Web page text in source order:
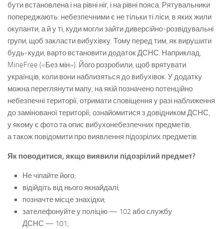
бути встановлена і на рівні ніг, і на рівні пояса. Рятувальники
попереджають: небезпечними є не тільки ті ліси, в яких жили
окупанти, а й у ті, куди могли зайти диверсійно-розвідувальні
групи, щоб закласти вибухівку. Тому перед тим, як вирушити
будь-куди, варто встановити додаток ДСНС. Наприклад,
MineFree («Без мін»). Його розробили, щоб врятувати
українців, коли вони наблизяться до вибухівок. У додатку
можна переглянути мапу, на якій позначено потенційно
небезпечні території, отримати сповіщення у разі наближення
до замінованої території; ознайомитися з довідником ДСНС,
у якому є фото та опис вибухонебезпечних предметів,
а також повідомити про виявлення підозрілих предметів.
Як поводитися, якщо виявили підозрілий предмет?
Не чіпайте його;
відійдіть від нього якнайдалі;
позначте місце знахідки;
зателефонуйте у поліцію — 102 або службу
ДСНС — 101;